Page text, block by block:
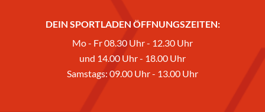
DEIN SPORTLADEN ÖFFNUNGSZEITEN:
Mo - Fr 08.30 Uhr - 12.30 Uhr
und 14.00 Uhr - 18.00 Uhr
Samstags: 09.00 Uhr - 13.00 Uhr